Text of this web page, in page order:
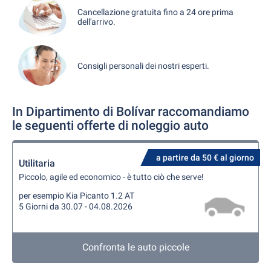
Cancellazione gratuita fino a 24 ore prima
dell'arrivo.
Consigli personali dei nostri esperti.
In Dipartimento di Bolívar raccomandiamo
le seguenti offerte di noleggio auto
a partire da 50 € al giorno
Utilitaria
Piccolo, agile ed economico - è tutto ciò che serve!
per esempio Kia Picanto 1.2 AT
5 Giorni da 30.07 - 04.08.2026
Confronta le auto piccole